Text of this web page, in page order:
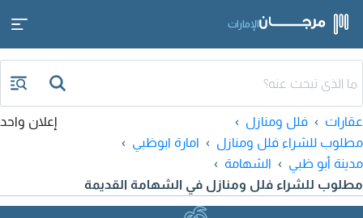
الإمارات
عقارات
فلل ومنازل
مطلوب للشراء فلل ومنازل
امارة ابوظبي
مدينة أبو ظبي
الشهامة
مطلوب للشراء فلل ومنازل في الشهامة القديمة
إعلان واحد